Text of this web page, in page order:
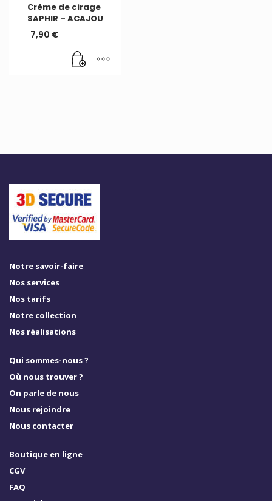
Crème de cirage
SAPHIR – ACAJOU
7,90 €
Notre savoir-faire
Nos services
Nos tarifs
Notre collection
Nos réalisations
Qui sommes-nous ?
Où nous trouver ?
On parle de nous
Nous rejoindre
Nous contacter
Boutique en ligne
CGV
FAQ